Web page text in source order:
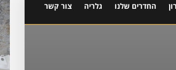
החדרים שלנו גלריה צור קשר